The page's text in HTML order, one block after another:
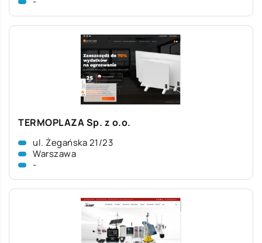
TERMOPLAZA Sp. z o.o.
ul. Żegańska 21/23
Warszawa
-